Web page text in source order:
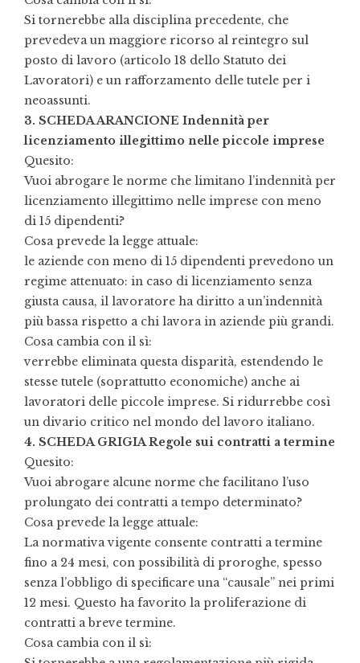
Si tornerebbe alla disciplina precedente, che
prevedeva un maggiore ricorso al reintegro sul
posto di lavoro (articolo 18 dello Statuto dei
Lavoratori) e un rafforzamento delle tutele per i
neoassunti.
3. SCHEDA ARANCIONE Indennità per
licenziamento illegittimo nelle piccole imprese
Quesito:
Vuoi abrogare le norme che limitano l’indennità per
licenziamento illegittimo nelle imprese con meno
di 15 dipendenti?
Cosa prevede la legge attuale:
le aziende con meno di 15 dipendenti prevedono un
regime attenuato: in caso di licenziamento senza
giusta causa, il lavoratore ha diritto a un’indennità
più bassa rispetto a chi lavora in aziende più grandi.
Cosa cambia con il sì:
verrebbe eliminata questa disparità, estendendo le
stesse tutele (soprattutto economiche) anche ai
lavoratori delle piccole imprese. Si ridurrebbe così
un divario critico nel mondo del lavoro italiano.
4. SCHEDA GRIGIA Regole sui contratti a termine
Quesito:
Vuoi abrogare alcune norme che facilitano l’uso
prolungato dei contratti a tempo determinato?
Cosa prevede la legge attuale:
La normativa vigente consente contratti a termine
fino a 24 mesi, con possibilità di proroghe, spesso
senza l’obbligo di specificare una “causale” nei primi
12 mesi. Questo ha favorito la proliferazione di
contratti a breve termine.
Cosa cambia con il sì: